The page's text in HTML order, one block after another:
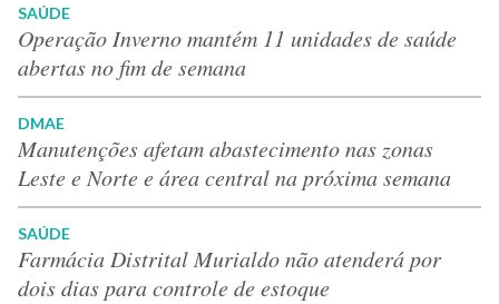
SAÚDE
Operação Inverno mantém 11 unidades de saúde
abertas no fim de semana
DMAE
Manutenções afetam abastecimento nas zonas
Leste e Norte e área central na próxima semana
SAÚDE
Farmácia Distrital Murialdo não atenderá por
dois dias para controle de estoque